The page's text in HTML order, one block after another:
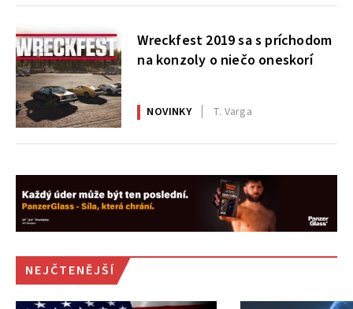
Wreckfest 2019 sa s príchodom
na konzoly o niečo oneskorí
NOVINKY T. Varga
NEJČTENĚJŠÍ